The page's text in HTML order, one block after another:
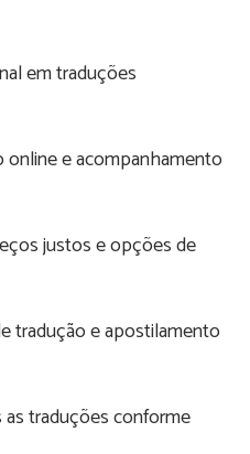
em traduções
e acompanhamento
justos e opções de
tradução e apostilamento
traduções conforme